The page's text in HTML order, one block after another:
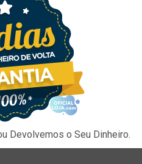
Devolvemos o Seu Dinheiro.